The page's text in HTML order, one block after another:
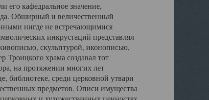
его кафедральное значение,
Обширный и величественный
нигде не встречающимися
инкрустаций представлял
скульптурой, иконописью,
храма создавал тот
на протяжении многих лет
библиотеке, среди церковной утвари
предметов. Описи имущества